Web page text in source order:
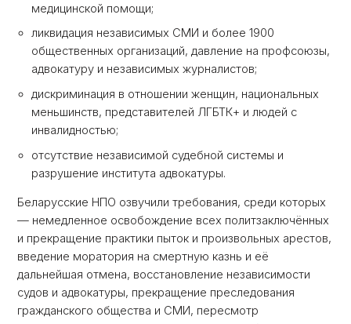
медицинской помощи;
ликвидация независимых СМИ и более 1900
общественных организаций, давление на профсоюзы,
адвокатуру и независимых журналистов;
дискриминация в отношении женщин, национальных
меньшинств, представителей ЛГБТК+ и людей с
инвалидностью;
отсутствие независимой судебной системы и
разрушение института адвокатуры.
Беларусские НПО озвучили требования, среди которых
— немедленное освобождение всех политзаключённых
и прекращение практики пыток и произвольных арестов,
введение моратория на смертную казнь и её
дальнейшая отмена, восстановление независимости
судов и адвокатуры, прекращение преследования
гражданского общества и СМИ, пересмотр